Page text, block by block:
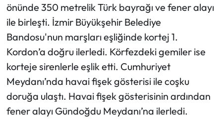
önünde 350 metrelik Türk bayrağı ve fener alayı
ile birleşti. İzmir Büyükşehir Belediye
Bandosu'nun marşları eşliğinde kortej 1.
Kordon’a doğru ilerledi. Körfezdeki gemiler ise
korteje sirenlerle eşlik etti. Cumhuriyet
Meydanı’nda havai fişek gösterisi ile coşku
doruğa ulaştı. Havai fişek gösterisinin ardından
fener alayı Gündoğdu Meydanı’na ilerledi.